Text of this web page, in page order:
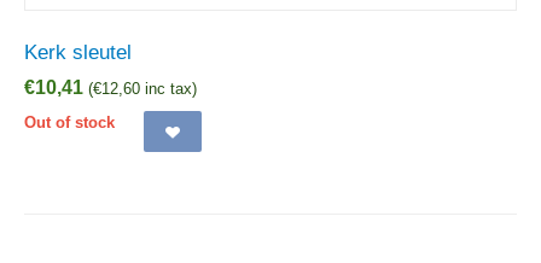
Kerk sleutel
€10,41 (€12,60 inc tax)
Out of stock